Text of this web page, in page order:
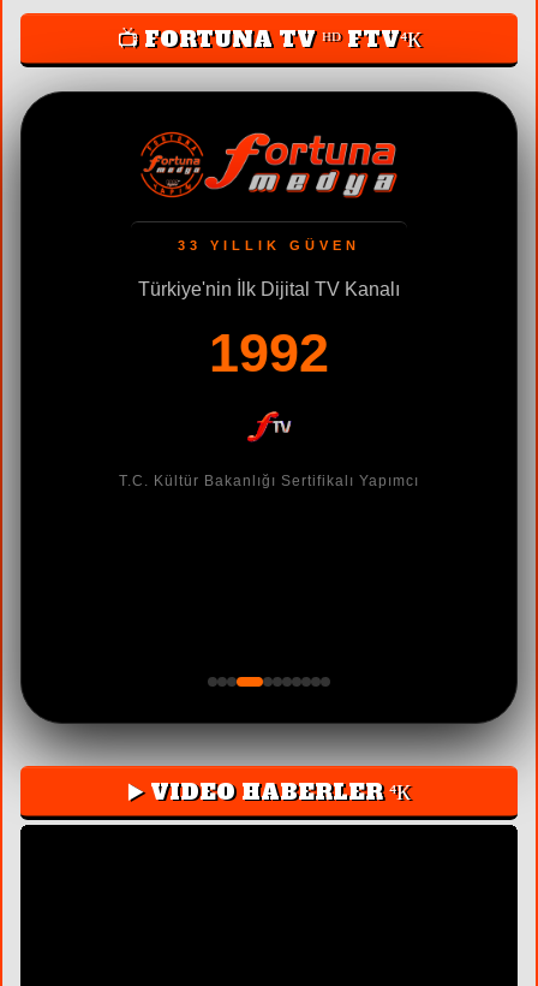
📺 FORTUNA TV ᴴᴰ FTV⁴К
33 YILLIK GÜVEN
Türkiye'nin İlk Dijital TV Kanalı
1992
T.C. Kültür Bakanlığı Sertifikalı Yapımcı
▶️ VIDEO HABERLER ⁴К